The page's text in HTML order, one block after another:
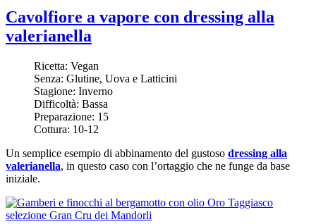
Cavolfiore a vapore con dressing alla
valerianella
Ricetta: Vegan
Senza: Glutine, Uova e Latticini
Stagione: Inverno
Difficoltà: Bassa
Preparazione: 15
Cottura: 10-12
Un semplice esempio di abbinamento del gustoso dressing alla
valerianella, in questo caso con l’ortaggio che ne funge da base
iniziale.